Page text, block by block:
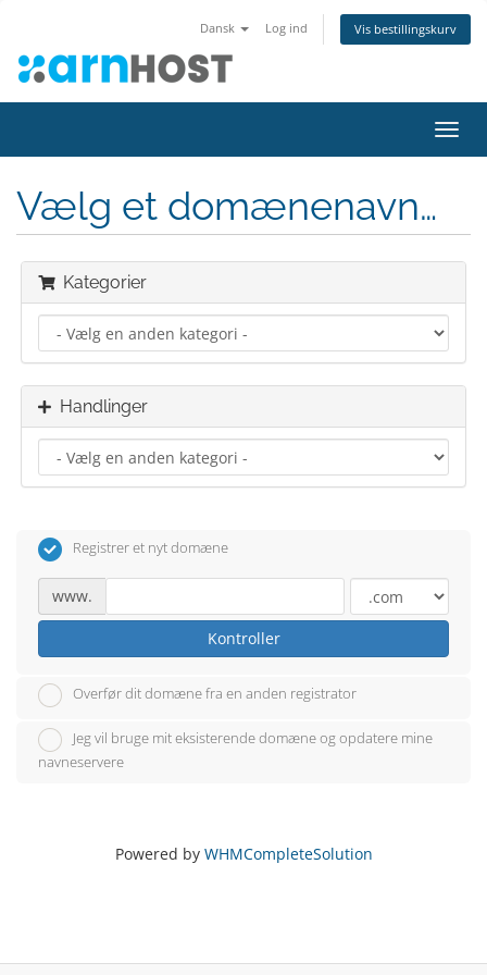
Dansk Log ind Vis bestillingskurv
Skift
Vælg et domænenavn…
Kategorier
Handlinger
Registrer et nyt domæne
www.
Kontroller
Overfør dit domæne fra en anden registrator
Jeg vil bruge mit eksisterende domæne og opdatere mine
navneservere
Powered by WHMCompleteSolution